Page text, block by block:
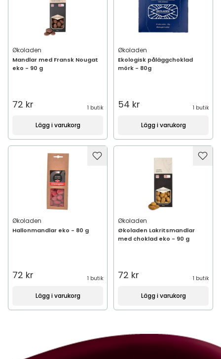
Økoladen
Mandlar med Fransk Nougat
eko - 90 g
72 kr 1 butik
Lägg i varukorg
Økoladen
Ekologisk påläggchoklad
mörk - 80g
54 kr 1 butik
Lägg i varukorg
Økoladen
Hallonmandlar eko - 80 g
72 kr 1 butik
Lägg i varukorg
Økoladen
Økoladen Lakritsmandlar
med choklad eko - 90 g
72 kr 1 butik
Lägg i varukorg